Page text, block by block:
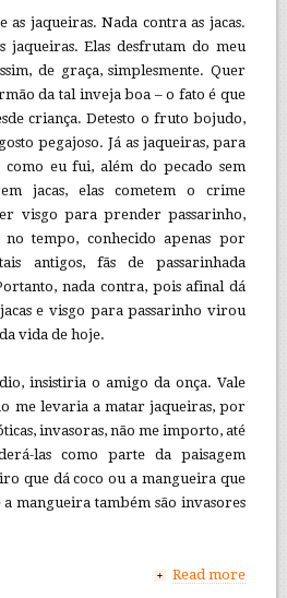
as jaqueiras. Nada contra as jacas.
jaqueiras. Elas desfrutam do meu
de graça, simplesmente. Quer
da tal inveja boa – o fato é que
criança. Detesto o fruto bojudo,
pegajoso. Já as jaqueiras, para
eu fui, além do pecado sem
jacas, elas cometem o crime
visgo para prender passarinho,
tempo, conhecido apenas por
antigos, fãs de passarinhada
nada contra, pois afinal dá
e visgo para passarinho virou
vida de hoje.
insistiria o amigo da onça. Vale
me levaria a matar jaqueiras, por
invasoras, não me importo, até
las como parte da paisagem
que dá coco ou a mangueira que
mangueira também são invasores
+ Read more